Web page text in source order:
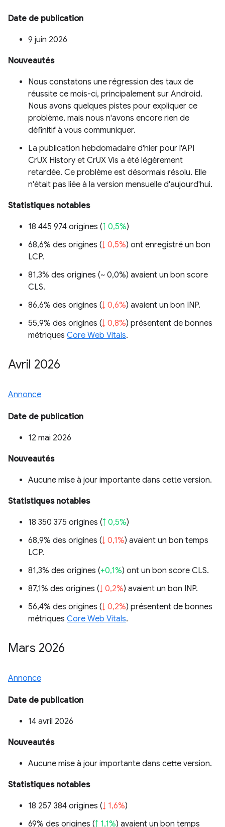
Date de publication
9 juin 2026
Nouveautés
Nous constatons une régression des taux de
réussite ce mois-ci, principalement sur Android.
Nous avons quelques pistes pour expliquer ce
problème, mais nous n'avons encore rien de
définitif à vous communiquer.
La publication hebdomadaire d'hier pour l'API
CrUX History et CrUX Vis a été légèrement
retardée. Ce problème est désormais résolu. Elle
n'était pas liée à la version mensuelle d'aujourd'hui.
Statistiques notables
18 445 974 origines (↑ 0,5%)
68,6% des origines (↓ 0,5%) ont enregistré un bon
LCP.
81,3% des origines (~ 0,0%) avaient un bon score
CLS.
86,6% des origines (↓ 0,6%) avaient un bon INP.
55,9% des origines (↓ 0,8%) présentent de bonnes
métriques Core Web Vitals.
Avril 2026
Annonce
Date de publication
12 mai 2026
Nouveautés
Aucune mise à jour importante dans cette version.
Statistiques notables
18 350 375 origines (↑ 0,5%)
68,9% des origines (↓ 0,1%) avaient un bon temps
LCP.
81,3% des origines (+0,1%) ont un bon score CLS.
87,1% des origines (↓ 0,2%) avaient un bon INP.
56,4% des origines (↓ 0,2%) présentent de bonnes
métriques Core Web Vitals.
Mars 2026
Annonce
Date de publication
14 avril 2026
Nouveautés
Aucune mise à jour importante dans cette version.
Statistiques notables
18 257 384 origines (↓ 1,6%)
69% des origines (↑ 1,1%) avaient un bon temps